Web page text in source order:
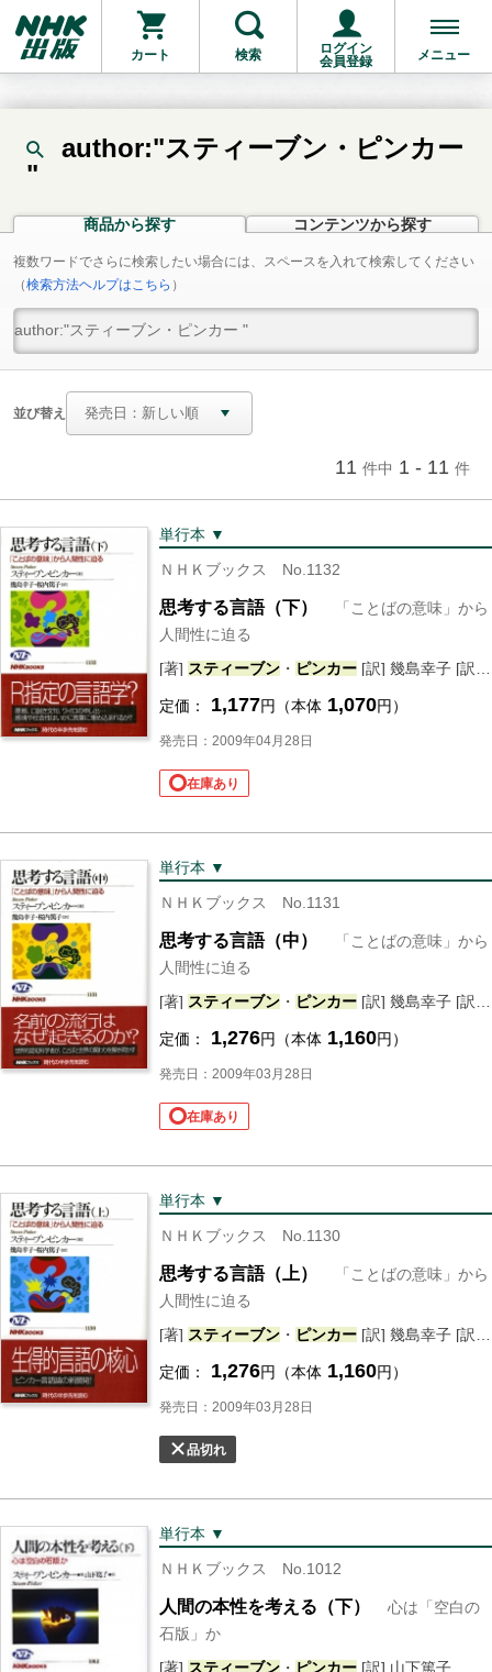
カート 検索
ログイン
会員登録
メニュー
author:"スティーブン・ピンカー
"
商品から探す コンテンツから探す
複数ワードでさらに検索したい場合には、スペースを入れて検索してください
（検索方法ヘルプはこちら ）
並び替え
11 件中 1 - 11 件
単行本 ▼
ＮＨＫブックス No.1132
思考する言語（下）
「ことばの意味」から
人間性に迫る
[著] スティーブン ・ ピンカー [訳] 幾島幸子 [訳] 桜内篤子
定価： 1,177円（本体 1,070円）
発売日：2009年04月28日
在庫あり
単行本 ▼
ＮＨＫブックス No.1131
思考する言語（中）
「ことばの意味」から
人間性に迫る
[著] スティーブン ・ ピンカー [訳] 幾島幸子 [訳] 桜内篤子
定価： 1,276円（本体 1,160円）
発売日：2009年03月28日
在庫あり
単行本 ▼
ＮＨＫブックス No.1130
思考する言語（上）
「ことばの意味」から
人間性に迫る
[著] スティーブン ・ ピンカー [訳] 幾島幸子 [訳] 桜内篤子
定価： 1,276円（本体 1,160円）
発売日：2009年03月28日
品切れ
単行本 ▼
ＮＨＫブックス No.1012
人間の本性を考える（下）
心は「空白の
石版」か
[著] スティーブン ・ ピンカー [訳] 山下篤子